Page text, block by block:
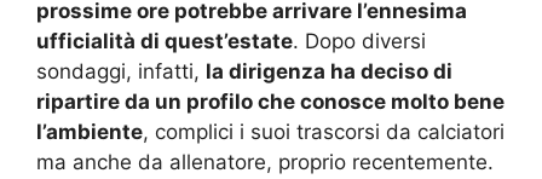
prossime ore potrebbe arrivare l’ennesima
ufficialità di quest’estate. Dopo diversi
sondaggi, infatti, la dirigenza ha deciso di
ripartire da un profilo che conosce molto bene
l’ambiente, complici i suoi trascorsi da calciatori
ma anche da allenatore, proprio recentemente.